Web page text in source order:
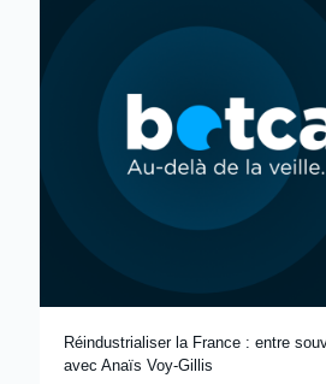
Réindustrialiser la France : entre
avec Anaïs Voy-Gillis